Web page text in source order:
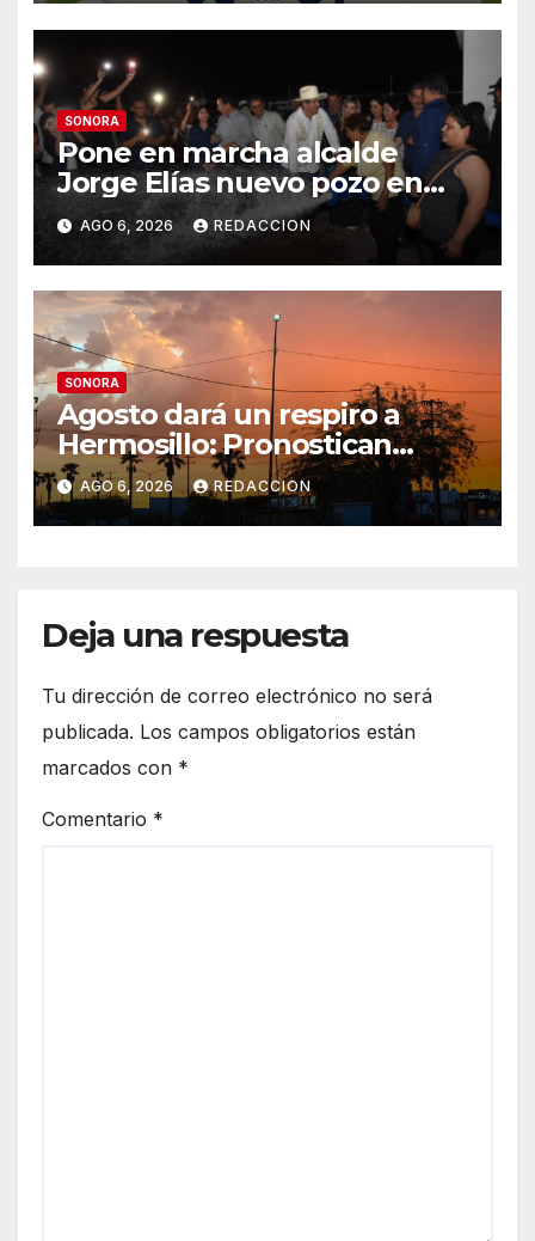
SONORA
Pone en marcha alcalde
Jorge Elías nuevo pozo en
Tierra Blanca, Tesia:
Suministrará 20 litros por
segundo de agua potable
AGO 6, 2026 REDACCION
SONORA
Agosto dará un respiro a
Hermosillo: Pronostican
semana lluviosa y
temperaturas de hasta 34°C
AGO 6, 2026 REDACCION
Deja una respuesta
Tu dirección de correo electrónico no será
publicada. Los campos obligatorios están
marcados con *
Comentario *